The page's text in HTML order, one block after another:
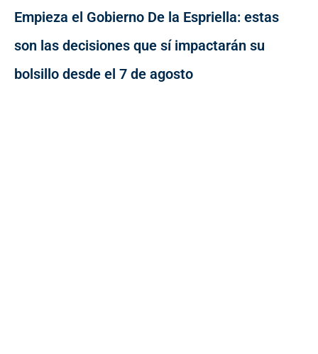
Empieza el Gobierno De la Espriella: estas
son las decisiones que sí impactarán su
bolsillo desde el 7 de agosto